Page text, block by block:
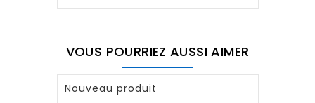
VOUS POURRIEZ AUSSI AIMER
Nouveau produit